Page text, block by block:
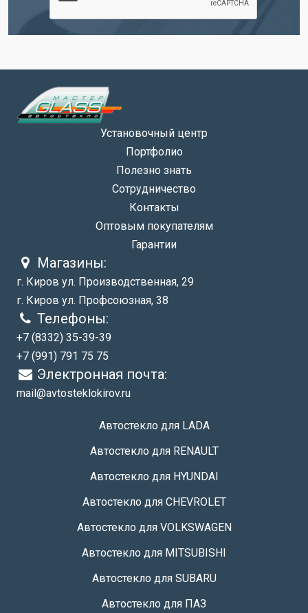
Установочный центр
Портфолио
Полезно знать
Сотрудничество
Контакты
Оптовым покупателям
Гарантии
Магазины:
г. Киров ул. Производственная, 29
г. Киров ул. Профсоюзная, 38
Телефоны:
+7 (8332) 35-39-39
+7 (991) 791 75 75
Электронная почта:
mail@avtosteklokirov.ru
Автостекло для LADA
Автостекло для RENAULT
Автостекло для HYUNDAI
Автостекло для CHEVROLET
Автостекло для VOLKSWAGEN
Автостекло для MITSUBISHI
Автостекло для SUBARU
Автостекло для ПАЗ